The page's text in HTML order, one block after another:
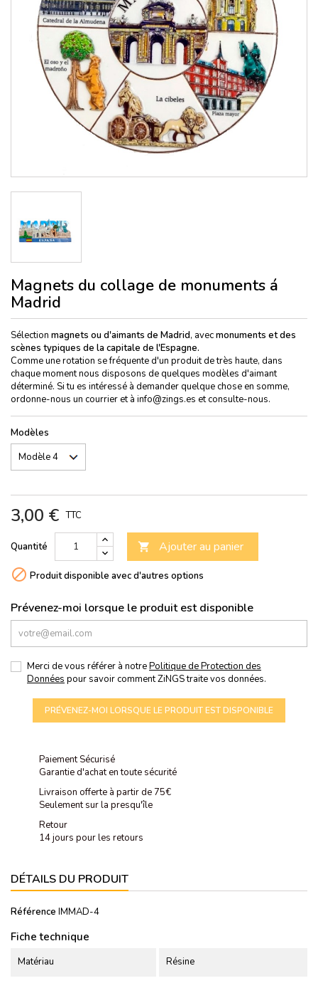
Magnets du collage de monuments á
Madrid
Sélection magnets ou d'aimants de Madrid, avecmonuments et des
scènes typiques de la capitale de l'Espagne.
Comme une rotation se fréquente d'un produit de très haute, dans
chaque moment nous disposons de quelques modèles d'aimant
déterminé. Si tu es intéressé à demander quelque chose en somme,
ordonne-nous un courrier et à info@zings.es et consulte-nous.
Modèles
3,00 € TTC
Quantité  Ajouter au panier
 Produit disponible avec d'autres options
Prévenez-moi lorsque le produit est disponible
Merci de vous référer à notrePolitique de Protection des
Données pour savoir comment ZiNGS traite vos données.
PRÉVENEZ-MOI LORSQUE LE PRODUIT EST DISPONIBLE
Paiement Sécurisé
Garantie d'achat en toute sécurité
Livraison offerte à partir de 75€
Seulement sur la presqu'île
Retour
14 jours pour les retours
DÉTAILS DU PRODUIT
Référence IMMAD-4
Fiche technique
Matériau Résine